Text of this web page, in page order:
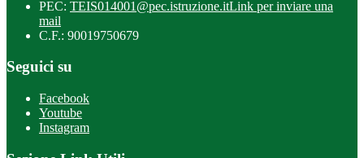
PEC: TEIS014001@pec.istruzione.itLink per inviare una
mail
C.F.: 90019750679
Seguici su
Facebook
Youtube
Instagram